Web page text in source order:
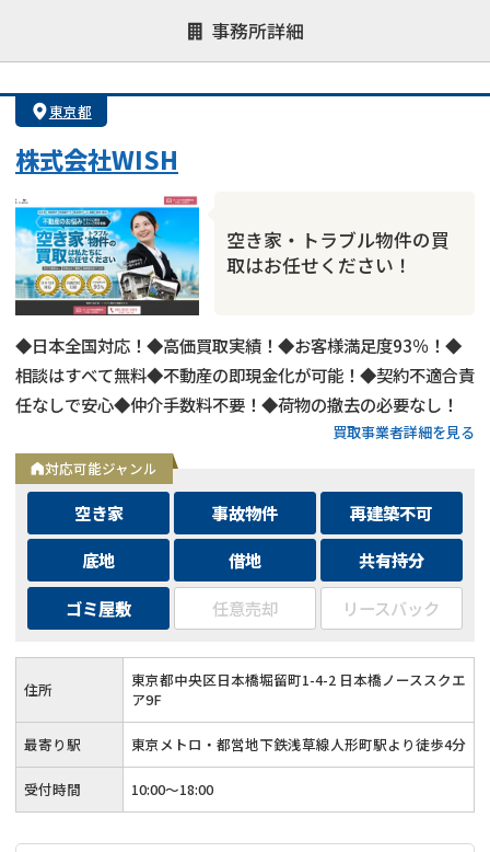
事務所詳細
オンライン面談可能
決済までが早い
1億円以上の買取可
業歴10年以上
業者案件歓迎
士業連携有り
東京都
株式会社WISH
空き家・トラブル物件の買
取はお任せください！
◆日本全国対応！◆高価買取実績！◆お客様満足度93％！◆
相談はすべて無料◆不動産の即現金化が可能！◆契約不適合責
任なしで安心◆仲介手数料不要！◆荷物の撤去の必要なし！
買取事業者詳細を見る
対応可能ジャンル
空き家 事故物件
再建築不可
底地
借地
共有持分
ゴミ屋敷
任意売却 リースバック
住所
東京都中央区日本橋堀留町1-4-2 日本橋ノーススクエ
ア9F
最寄り駅 東京メトロ・都営地下鉄浅草線人形町駅より徒歩4分
受付時間 10:00～18:00